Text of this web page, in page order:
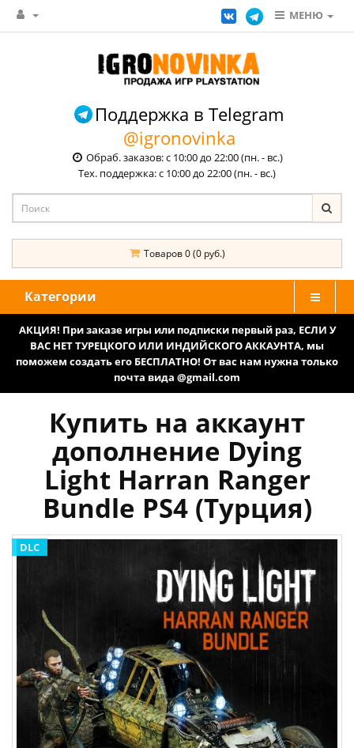
МЕНЮ
Поддержка в Telegram
@igronovinka
Обраб. заказов: с 10:00 до 22:00 (пн. - вс.)
Тех. поддержка: с 10:00 до 22:00 (пн. - вс.)
Товаров 0 (0 руб.)
Категории
АКЦИЯ! При заказе игры или подписки первый раз, ЕСЛИ У
ВАС НЕТ ТУРЕЦКОГО ИЛИ ИНДИЙСКОГО АККАУНТА, мы
поможем создать его БЕСПЛАТНО! От вас нам нужна только
почта вида @gmail.com
Купить на аккаунт
дополнение Dying
Light Harran Ranger
Bundle PS4 (Турция)
DLC